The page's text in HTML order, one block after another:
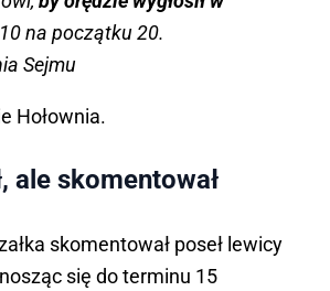
na początku 20.
Sejmu
Hołownia.
ale skomentował
skomentował poseł lewicy
się do terminu 15